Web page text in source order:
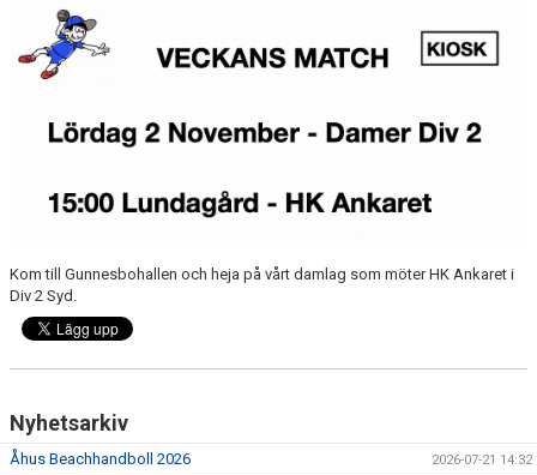
BILDGALLERI
DOKUMENT
VÅRA LAG/TRÄNARE
GUNNESBOHALLEN
FRITIDSKORTET
Kom till Gunnesbohallen och heja på vårt damlag som möter HK Ankaret i
Div 2 Syd.
Nyhetsarkiv
Åhus Beachhandboll 2026 2026-07-21 14:32